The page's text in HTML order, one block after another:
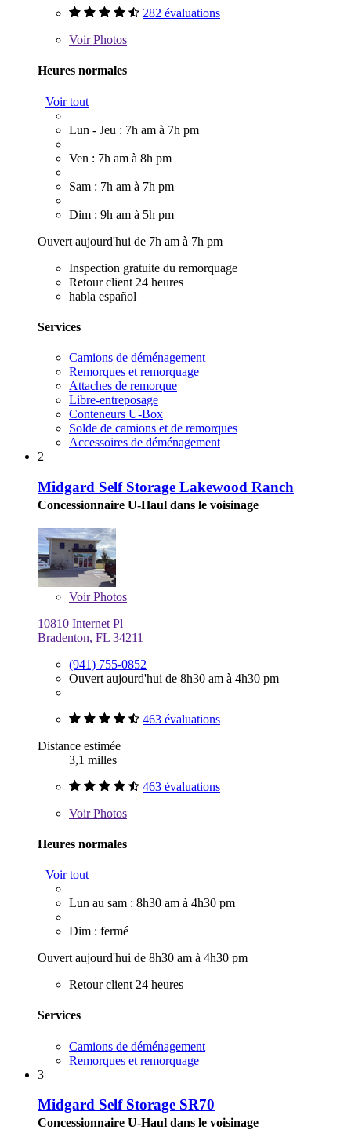
282 évaluations
VoirPhotos
Heures normales
Voir tout
Lun - Jeu : 7h am à 7h pm
Ven : 7h am à 8h pm
Sam : 7h am à 7h pm
Dim : 9h am à 5h pm
Ouvert aujourd'hui de 7h am à 7h pm
Inspection gratuite du remorquage
Retour client 24 heures
habla español
Services
Camions de déménagement
Remorques et remorquage
Attaches de remorque
Libre-entreposage
Conteneurs U-Box
Solde de camions et de remorques
Accessoires de déménagement
2
Midgard Self Storage Lakewood Ranch
Concessionnaire U-Haul dans le voisinage
VoirPhotos
10810 Internet Pl
Bradenton, FL 34211
(941) 755-0852
Ouvert aujourd'hui de 8h30 am à 4h30 pm
463 évaluations
Distance estimée
3,1 milles
463 évaluations
VoirPhotos
Heures normales
Voir tout
Lun au sam : 8h30 am à 4h30 pm
Dim : fermé
Ouvert aujourd'hui de 8h30 am à 4h30 pm
Retour client 24 heures
Services
Camions de déménagement
Remorques et remorquage
3
Midgard Self Storage SR70
Concessionnaire U-Haul dans le voisinage